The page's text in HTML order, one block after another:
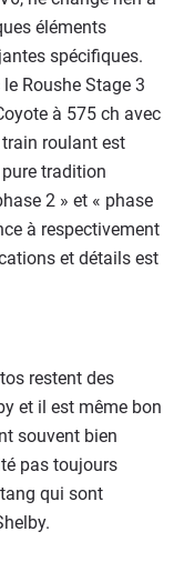
éléments
spécifiques.
Roushe Stage 3
à 575 ch avec
roulant est
tradition
2 » et « phase
à respectivement
et détails est
restent des
et il est même bon
souvent bien
pas toujours
qui sont